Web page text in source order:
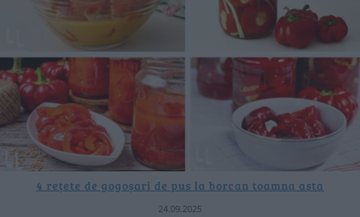
4 rețete de gogoșari de pus la borcan toamna asta
24.09.2025